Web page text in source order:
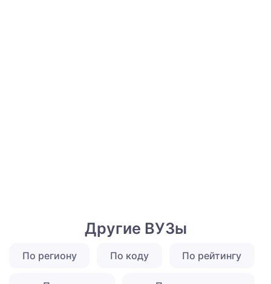
Другие ВУЗы
По региону По коду По рейтингу